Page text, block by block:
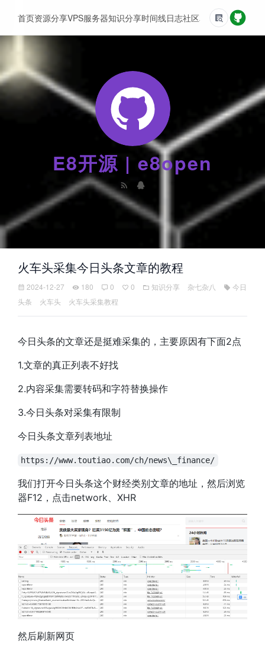
E8开源 | e8open
首页资源分享VPS服务器知识分享时间线日志社区友情链接
火车头采集今日头条文章的教程
2024-12-27 180 0 0 知识分享 杂七杂八
今日
头条
火车头 火车头采集教程
今日头条的文章还是挺难采集的，主要原因有下面2点
1.文章的真正列表不好找
2.内容采集需要转码和字符替换操作
3.今日头条对采集有限制
今日头条文章列表地址
https://www.toutiao.com/ch/news\_finance/
我们打开今日头条这个财经类别文章的地址，然后浏览
器F12，点击network、XHR
然后刷新网页